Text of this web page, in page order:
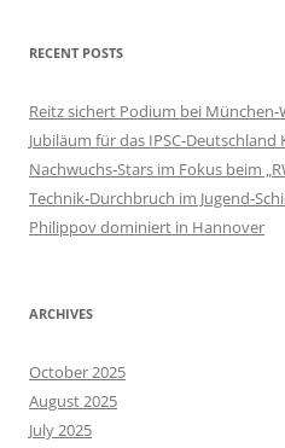
RECENT POSTS
Reitz sichert Podium bei
Jubiläum für das IPSC‑Deutschland
Nachwuchs‑Stars im Fokus beim
Technik‑Durchbruch im
Philippov dominiert in Hannover
ARCHIVES
October 2025
August 2025
July 2025